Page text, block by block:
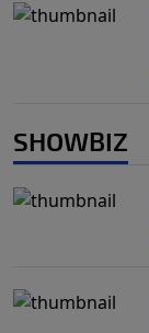
SHOWBIZ